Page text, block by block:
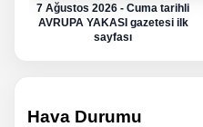
7 Ağustos 2026 - Cuma tarihli
AVRUPA YAKASI gazetesi ilk
sayfası
Hava Durumu